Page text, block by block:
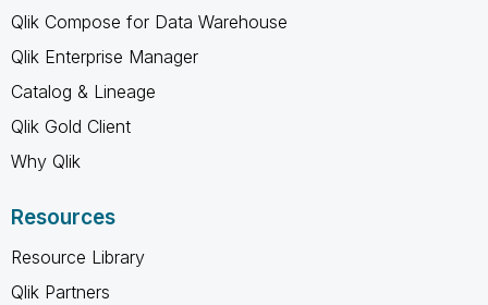
Qlik Compose for Data Warehouse
Qlik Enterprise Manager
Catalog & Lineage
Qlik Gold Client
Why Qlik
Resources
Resource Library
Qlik Partners